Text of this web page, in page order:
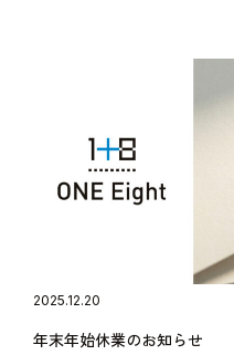
2025.12.20
年末年始休業のお知らせ